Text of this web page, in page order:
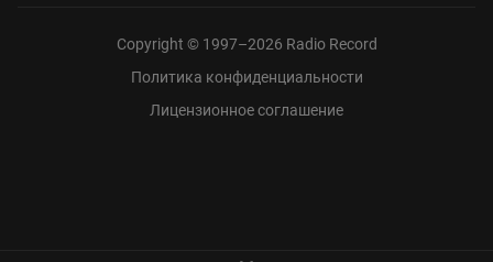
Copyright © 1997–2026 Radio Record
Политика конфиденциальности
Лицензионное соглашение